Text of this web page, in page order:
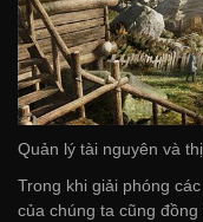
Quản lý tài nguyên và
Trong khi giải phóng
của chúng ta cũng